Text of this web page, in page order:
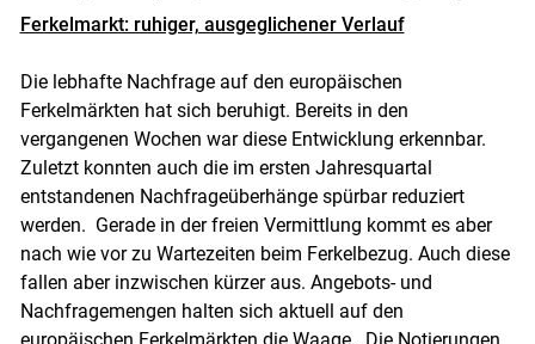
Ferkelmarkt: ruhiger, ausgeglichener Verlauf
Die lebhafte Nachfrage auf den europäischen
Ferkelmärkten hat sich beruhigt. Bereits in den
vergangenen Wochen war diese Entwicklung erkennbar.
Zuletzt konnten auch die im ersten Jahresquartal
entstandenen Nachfrageüberhänge spürbar reduziert
werden. Gerade in der freien Vermittlung kommt es aber
nach wie vor zu Wartezeiten beim Ferkelbezug. Auch diese
fallen aber inzwischen kürzer aus. Angebots- und
Nachfragemengen halten sich aktuell auf den